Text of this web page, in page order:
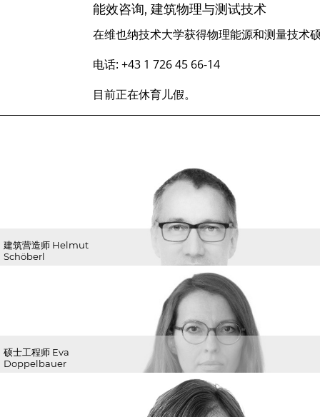
能效咨询, 建筑物理与测试技术
在维也纳技术大学获得物理能源和测量技术
电话: +43 1 726 45 66-14
目前正在休育儿假。
建筑营造师 Helmut
Schöberl
硕士工程师 Eva
Doppelbauer